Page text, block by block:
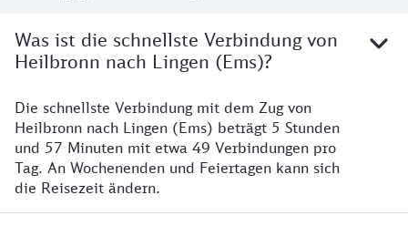
Was ist die schnellste Verbindung von
Heilbronn nach Lingen (Ems)?
Die schnellste Verbindung mit dem Zug von
Heilbronn nach Lingen (Ems) beträgt 5 Stunden
und 57 Minuten mit etwa 49 Verbindungen pro
Tag. An Wochenenden und Feiertagen kann sich
die Reisezeit ändern.